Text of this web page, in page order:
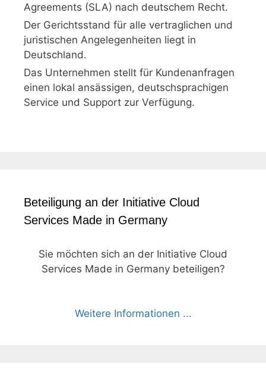
Agreements (SLA) nach deutschem Recht.
Der Gerichtsstand für alle vertraglichen und
juristischen Angelegenheiten liegt in
Deutschland.
Das Unternehmen stellt für Kundenanfragen
einen lokal ansässigen, deutschsprachigen
Service und Support zur Verfügung.
Beteiligung an der Initiative Cloud
Services Made in Germany
Sie möchten sich an der Initiative Cloud
Services Made in Germany beteiligen?
Weitere Informationen ...